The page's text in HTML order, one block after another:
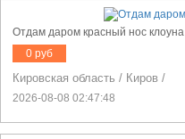
Отдам даром красный нос клоуна
0 руб
Кировская область / Киров /
2026-08-08 02:47:48